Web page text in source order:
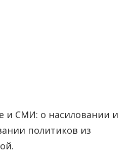
и СМИ: о насиловании и
политиков из